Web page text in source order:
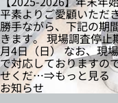
平素よりご愛顧いただ
勝手ながら、下記の期
きます。 現場調査停
月4日（日） なお、現
で対応しておりますの
せくだ…⇒もっと見る
お知らせ